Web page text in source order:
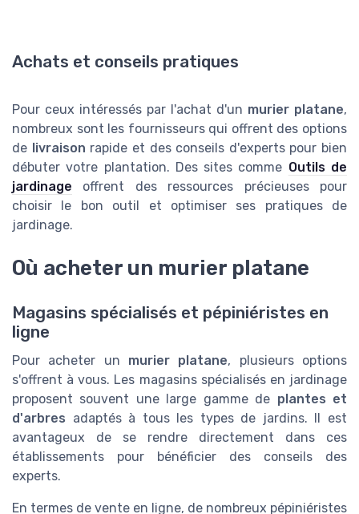
Achats et conseils pratiques
Pour ceux intéressés par l'achat d'un murier platane,
nombreux sont les fournisseurs qui offrent des options
de livraison rapide et des conseils d'experts pour bien
débuter votre plantation. Des sites comme Outils de
jardinage offrent des ressources précieuses pour
choisir le bon outil et optimiser ses pratiques de
jardinage.
Où acheter un murier platane
Magasins spécialisés et pépiniéristes en
ligne
Pour acheter un murier platane, plusieurs options
s'offrent à vous. Les magasins spécialisés en jardinage
proposent souvent une large gamme de plantes et
d'arbres adaptés à tous les types de jardins. Il est
avantageux de se rendre directement dans ces
établissements pour bénéficier des conseils des
experts.
En termes de vente en ligne, de nombreux pépiniéristes